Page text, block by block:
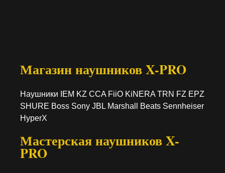
Магазин наушников X-PRO
Наушники IEM KZ CCA FiiO KiNERA TRN FZ EPZ
SHURE Boss Sony JBL Marshall Beats Sennheiser
HyperX
Мастерская наушников X-
PRO